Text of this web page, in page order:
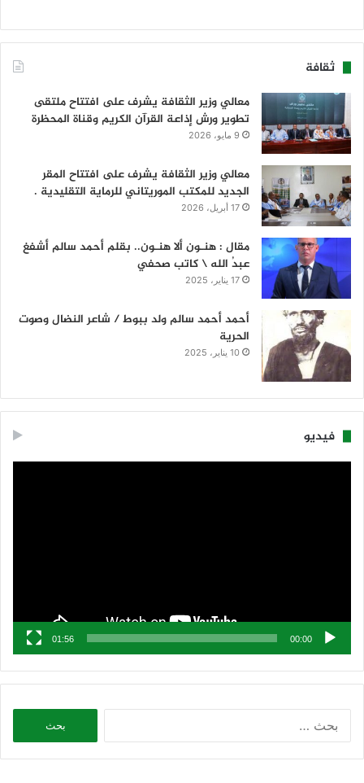
ثقافة
معالي وزير الثقافة يشرف على افتتاح ملتقى
تطوير ورش إذاعة القرآن الكريم وقناة المحظرة
9 مايو، 2026
معالي وزير الثقافة يشرف على افتتاح المقر
الجديد للمكتب الموريتاني للرماية التقليدية .
17 أبريل، 2026
مقال : هنـون ألا هنـون.. بقلم أحمد سالم أشفغ
عبدُ الله \ كاتب صحفي
17 يناير، 2025
أحمد أحمد سالم ولد ببوط / شاعر النضال وصوت
الحرية
10 يناير، 2025
فيديو
00:00
01:56